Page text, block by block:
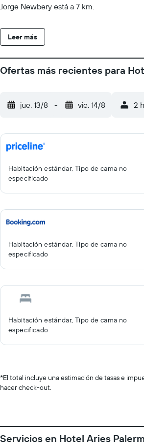
Jorge Newbery está a 7 km.
Leer más
Ofertas más recientes para
jue. 13/8 - vie. 14/8 2
Habitación estándar, Tipo de cama no
especificado
Habitación estándar, Tipo de cama no
especificado
Habitación estándar, Tipo de cama no
especificado
*El total incluye una estimación de tasas e
hacer check-out.
Servicios en Hotel Aries